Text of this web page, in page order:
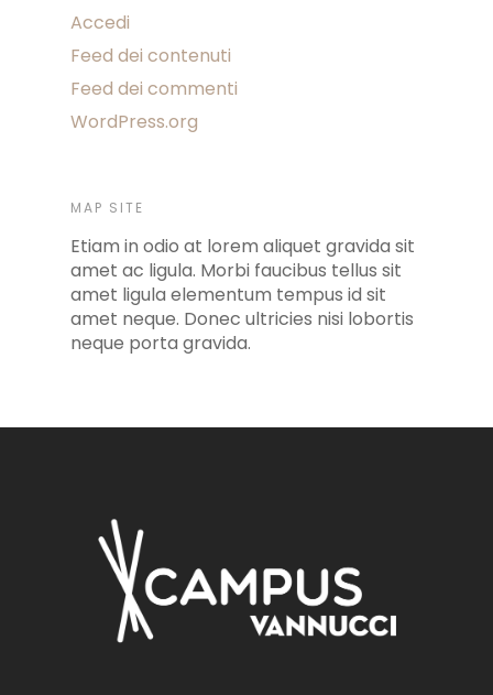
Accedi
Feed dei contenuti
Feed dei commenti
WordPress.org
MAP SITE
Etiam in odio at lorem aliquet gravida sit
amet ac ligula. Morbi faucibus tellus sit
amet ligula elementum tempus id sit
amet neque. Donec ultricies nisi lobortis
neque porta gravida.